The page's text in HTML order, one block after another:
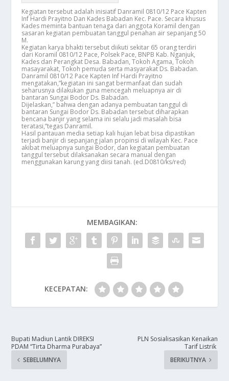
Kegiatan tersebut adalah inisiatif Danramil 0810/12 Pace Kapten
Inf Hardi Prayitno Dan Kades Babadan Kec. Pace. Secara khusus
Kades meminta bantuan tenaga dari anggota Koramil dengan
sasaran kegiatan pembuatan tanggul penahan air sepanjang 50
M.
Kegiatan karya bhakti tersebut diikuti sekitar 65 orang terdiri
dari Koramil 0810/12 Pace, Polsek Pace, BNPB Kab. Nganjuk,
Kades dan Perangkat Desa. Babadan, Tokoh Agama, Tokoh
masayarakat, Tokoh pemuda serta masyarakat Ds. Babadan.
Danramil 0810/12 Pace Kapten Inf Hardi Prayitno
mengatakan,”kegiatan ini sangat bermanfaat dan sudah
seharusnya dilakukan guna mencegah meluapnya air di
bantaran Sungai Bodor Ds. Babadan.
Dijelaskan,” bahwa dengan adanya pembuatan tanggul di
bantaran Sungai Bodor Ds. Babadan tersebut diharapkan
bencana banjir yang selama ini selalu jadi masalah bisa
teratasi,”tegas Danramil.
Hasil pantauan media setiap kali hujan lebat bisa dipastikan
terjadi banjir di sepanjang jalan propinsi di wilayah Kec. Pace
akibat meluapnya sungai Bodor, dan kegiatan pembuatan
tanggul tersebut dilaksanakan secara manual dengan
menggunakan karung yang diisi tanah. (ed.D0810/ks/red)
MEMBAGIKAN:
KECEPATAN:
Bupati Madiun Lantik DIREKSI
PDAM “Tirta Dharma Purabaya”
SEBELUMNYA
PLN Sosialisasikan Kenaikan
Tarif Listrik
BERIKUTNYA